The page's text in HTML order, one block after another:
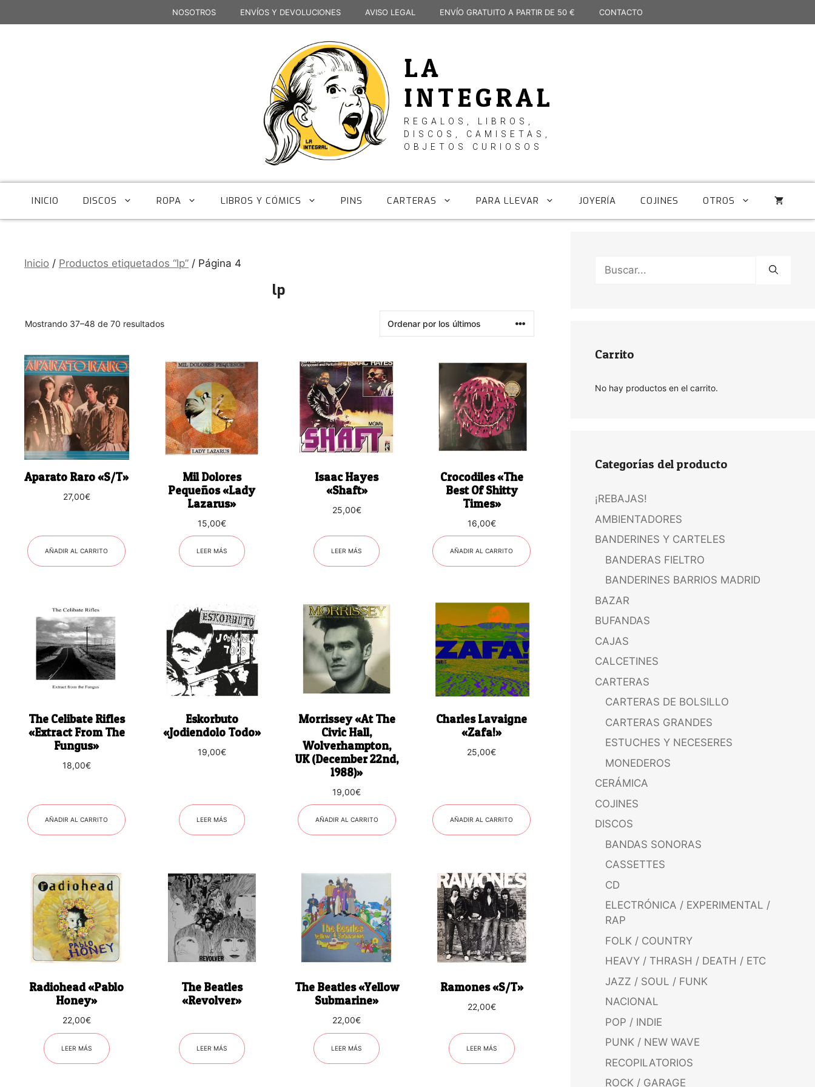
al
NOSOTROS ENVÍOS Y DEVOLUCIONES AVISO LEGAL ENVÍO GRATUITO A PARTIR DE 50 € CONTACTO
LA
INTEGRAL
REGALOS, LIBROS,
DISCOS, CAMISETAS,
OBJETOS CURIOSOS
INICIO DISCOS ROPA LIBROS Y CÓMICS PINS CARTERAS PARA LLEVAR JOYERÍA COJINES OTROS
Inicio / Productos etiquetados “lp” / Página 4
lp
Mostrando 37–48 de 70 resultadosOrdenado
últimos
Aparato Raro «S/T»
27,00€
AÑADIR AL CARRITO
Mil Dolores
Pequeños «Lady
Lazarus»
15,00€
LEER MÁS
Isaac Hayes
«Shaft»
25,00€
LEER MÁS
Crocodiles «The
Best Of Shitty
Times»
16,00€
AÑADIR AL CARRITO
The Celibate Rifles
«Extract From The
Fungus»
18,00€
AÑADIR AL CARRITO
Eskorbuto
«Jodiendolo Todo»
19,00€
LEER MÁS
Morrissey «At The
Civic Hall,
Wolverhampton,
UK (December 22nd,
1988)»
19,00€
AÑADIR AL CARRITO
Charles Lavaigne
«Zafa!»
25,00€
AÑADIR AL CARRITO
Radiohead «Pablo
Honey»
22,00€
LEER MÁS
The Beatles
«Revolver»
LEER MÁS
The Beatles «Yellow
Submarine»
22,00€
LEER MÁS
Ramones «S/T»
22,00€
LEER MÁS
Buscar:
Carrito
No hay productos en el carrito.
Categorías del producto
¡REBAJAS!
AMBIENTADORES
BANDERINES Y CARTELES
BANDERAS FIELTRO
BANDERINES BARRIOS MADRID
BAZAR
BUFANDAS
CAJAS
CALCETINES
CARTERAS
CARTERAS DE BOLSILLO
CARTERAS GRANDES
ESTUCHES Y NECESERES
MONEDEROS
CERÁMICA
COJINES
DISCOS
BANDAS SONORAS
CASSETTES
CD
ELECTRÓNICA / EXPERIMENTAL /
RAP
FOLK / COUNTRY
HEAVY / THRASH / DEATH / ETC
JAZZ / SOUL / FUNK
NACIONAL
POP / INDIE
PUNK / NEW WAVE
RECOPILATORIOS
ROCK / GARAGE